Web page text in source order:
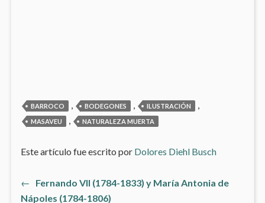
BARROCO , BODEGONES , ILUSTRACIÓN ,
MASAVEU , NATURALEZA MUERTA
Este artículo fue escrito por Dolores Diehl Busch
Navegación
←
Artículo
anterior:
Fernando VII (1784-1833) y María Antonia de
Nápoles (1784-1806)